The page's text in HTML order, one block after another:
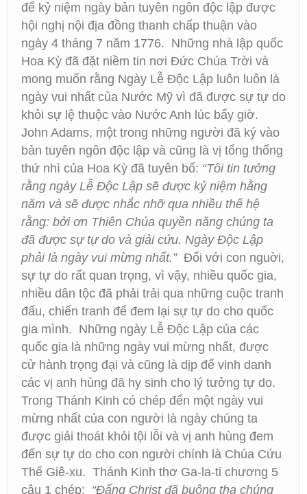
để kỷ niệm ngày bản tuyên ngôn độc lập được
hội nghị nội địa đồng thanh chấp thuận vào
ngày 4 tháng 7 năm 1776. Những nhà lập quốc
Hoa Kỳ đã đặt niềm tin nơi Đức Chúa Trời và
mong muốn rằng Ngày Lễ Ðộc Lập luôn luôn là
ngày vui nhất của Nước Mỹ vì đã được sự tự do
khỏi sự lệ thuộc vào Nước Anh lúc bấy giờ.
John Adams, một trong những người đã ký vào
bản tuyên ngôn độc lập và cũng là vị tổng thống
thứ nhì của Hoa Kỳ đã tuyên bố: “Tôi tin tưởng
rằng ngày Lễ Ðộc Lập sẽ được kỷ niệm hằng
năm và sẽ được nhắc nhỡ qua nhiều thế hệ
rằng: bởi ơn Thiên Chúa quyền năng chúng ta
đã được sự tự do và giải cứu. Ngày Ðộc Lập
phải là ngày vui mừng nhất.” Ðối với con nguời,
sự tự do rất quan trọng, vì vậy, nhiều quốc gia,
nhiều dân tộc đã phải trải qua những cuộc tranh
đấu, chiến tranh để đem lại sự tự do cho quốc
gia mình. Những ngày Lễ Ðộc Lập của các
quốc gia là những ngày vui mừng nhất, được
cử hành trọng đại và cũng là dịp để vinh danh
các vị anh hùng đã hy sinh cho lý tưởng tự do.
Trong Thánh Kinh có chép đến một ngày vui
mừng nhất của con người là ngày chúng ta
được giải thoát khỏi tội lỗi và vị anh hùng đem
đến sự tự do cho con người chính là Chúa Cứu
Thế Giê-xu. Thánh Kinh thơ Ga-la-ti chương 5
câu 1 chép: “Đấng Christ đã buông tha chúng